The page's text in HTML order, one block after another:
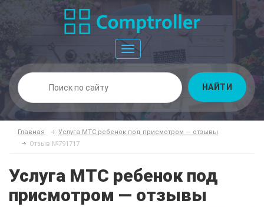
Toggle
navigation
НАЙТИ
Главная
Услуга МТС ребенок под присмотром — отзывы
Отзыв №791717
Услуга МТС ребенок под
присмотром — отзывы